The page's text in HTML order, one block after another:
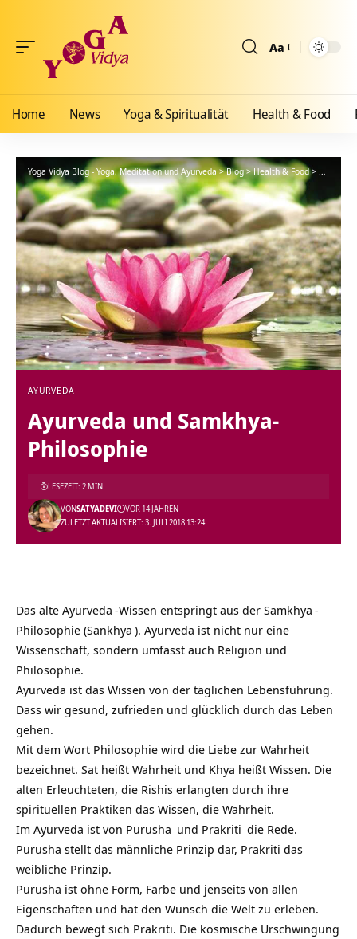
Aa
Home News Yoga & Spiritualität Health & Food
Yoga Vidya Blog - Yoga, Meditation und Ayurveda>Blog>Health & Food> Ayurveda
AYURVEDA
Ayurveda und Samkhya-
Philosophie
ZULETZT AKTUALISIERT: 3. JULI 2018 13:24
VONSATYADEVI VOR 14 JAHREN
LESEZEIT: 2 MIN
Das alte Ayurveda -Wissen entspringt aus der Samkhya -
Philosophie (Sankhya ). Ayurveda ist nicht nur eine
Wissenschaft, sondern umfasst auch Religion und
Philosophie.
Ayurveda ist das Wissen von der täglichen Lebensführung.
Dass wir gesund, zufrieden und glücklich durch das Leben
gehen.
Mit dem Wort Philosophie wird die Liebe zur Wahrheit
bezeichnet. Sat heißt Wahrheit und Khya heißt Wissen. Die
alten Erleuchteten, die Rishis erlangten durch ihre
spirituellen Praktiken das Wissen, die Wahrheit.
Im Ayurveda ist von Purusha und Prakriti die Rede.
Purusha stellt das männliche Prinzip dar, Prakriti das
weibliche Prinzip.
Purusha ist ohne Form, Farbe und jenseits von allen
Eigenschaften und hat den Wunsch die Welt zu erleben.
Dadurch bewegt sich Prakriti. Die kosmische Urschwingung